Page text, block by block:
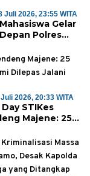
Juli 2026, 23:55 WITA
Gelar
Polres
Kapolres
2026, 20:33 WITA
STIKes
Majene: 25
Jalani Praktik